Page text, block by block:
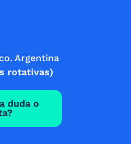
Argentina
rotativas)
duda o